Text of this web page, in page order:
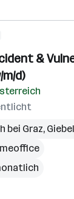
&
d)
bei Graz,